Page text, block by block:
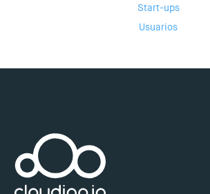
Start-ups
Usuarios